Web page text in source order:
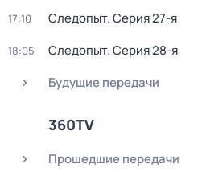
17:10 Следопыт. Серия 27-я
18:05 Следопыт. Серия 28-я
Будущие передачи
360TV
Прошедшие передачи